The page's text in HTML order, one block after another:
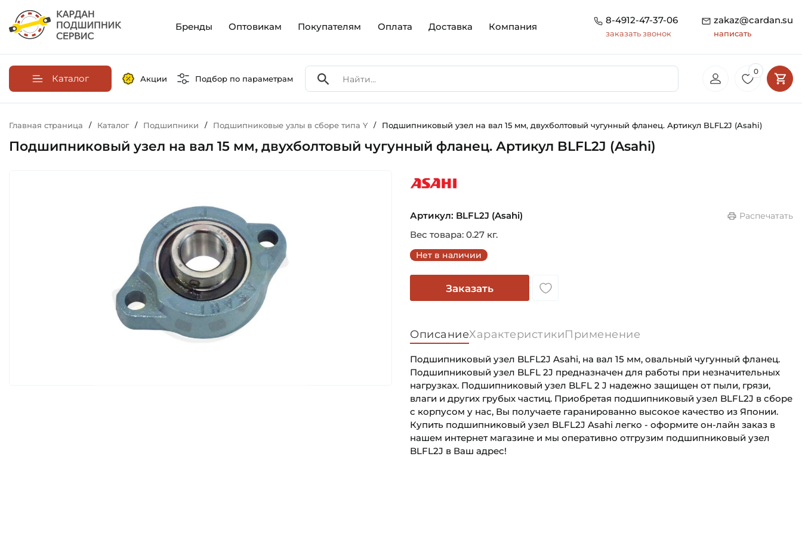
Бренды Оптовикам Покупателям Оплата Доставка Компания
8-4912-47-37-06
заказать звонок
zakaz@cardan.su
написать
Каталог Акции Подбор по параметрам
0
Главная страница / Каталог / Подшипники / Подшипниковые узлы в сборе типа Y / Подшипниковый узел на вал 15 мм, двухболтовый чугунный фланец. Артикул BLFL2J (Asahi)
Подшипниковый узел на вал 15 мм, двухболтовый чугунный фланец. Артикул BLFL2J (Asahi)
Артикул: BLFL2J (Asahi)
Распечатать
Вес товара: 0.27 кг.
Нет в наличии
Заказать
ОписаниеХарактеристикиПрименение
Подшипниковый узел BLFL2J Asahi, на вал 15 мм, овальный чугунный фланец.
Подшипниковый узел BLFL 2J предназначен для работы при незначительных
нагрузках. Подшипниковый узел BLFL 2 J надежно защищен от пыли, грязи,
влаги и других грубых частиц. Приобретая подшипниковый узел BLFL2J в сборе
с корпусом у нас, Вы получаете гаранированно высокое качество из Японии.
Купить подшипниковый узел BLFL2J Asahi легко - оформите он-лайн заказ в
нашем интернет магазине и мы оперативно отгрузим подшипниковый узел
BLFL2J в Ваш адрес!